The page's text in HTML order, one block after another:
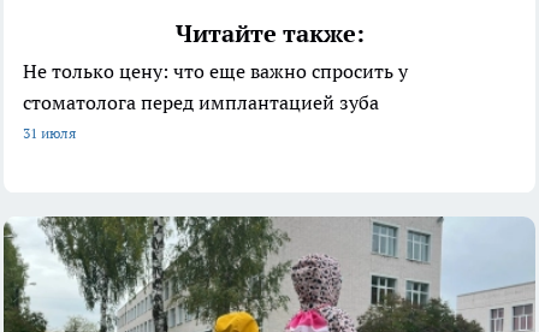
Читайте также:
Не только цену: что еще важно спросить у
стоматолога перед имплантацией зуба
31 июля